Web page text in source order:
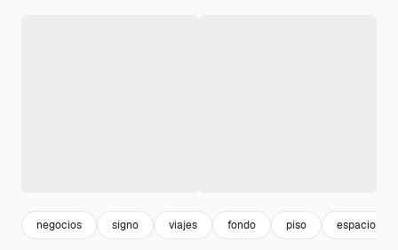
negocios signo viajes fondo piso espacio